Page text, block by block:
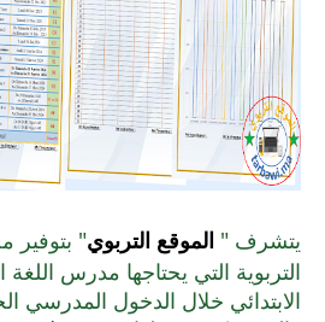
يتشرف " الموقع التربوي" بتوفير
التربوية التي يحتاجها مدرس اللغة